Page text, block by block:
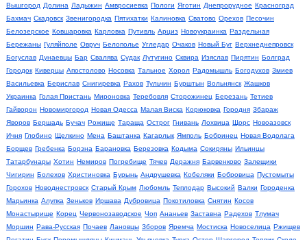
Вышгород Долина Ладыжин Амвросиевка Пологи Яготин Днепрорудное Красноград
Бахмач Скадовск Звенигородка Пятихатки Калиновка Сватово Орехов Песочин
Белозерское Ковшаровка Карловка Путивль Арциз Новоукраинка Раздельная
Бережаны Гуляйполе Овруч Белополье Угледар Очаков Новый Буг Верхнеднепровск
Богуслав Дунаевцы Бар Свалява Судак Лутугино Сквира Изяслав Пирятин Болград
Городок Киверцы Апостолово Носовка Тальное Хорол Радомышль Богодухов Змиев
Васильевка Берислав Снигиревка Рахов Тульчин Бурштын Вольнянск Жашков
Украинка Голая Пристань Мироновка Теребовля Сторожинец Березань Тетиев
Гайворон Новомиргород Новая Одесса Малая Виска Корюковка Городня Збараж
Яворов Бершадь Бучач Рожище Тараща Острог Гнивань Лохвица Щорс Новоазовск
Ичня Глобино Щелкино Мена Баштанка Кагарлык Ямполь Бобринец Новая Водолага
Борщев Гребенка Борзна Барановка Березовка Кодыма Сокиряны Ильинцы
Татарбунары Хотин Немиров Погребище Тячев Деражня Барвенково Залещики
Чигирин Болехов Христиновка Бурынь Андрушевка Кобеляки Бобровица Пустомыты
Горохов Новоднестровск Старый Крым Любомль Теплодар Высокий Валки Городенка
Марьинка Алупка Зеньков Иршава Дубровица Покотиловка Снятин Косов
Монастырище Корец Червонозаводское Чоп Ананьев Заставна Радехов Тлумач
Моршин Рава-Русская Почаев Лановцы Зборов Яремча Мостиска Новоселица Ржищев